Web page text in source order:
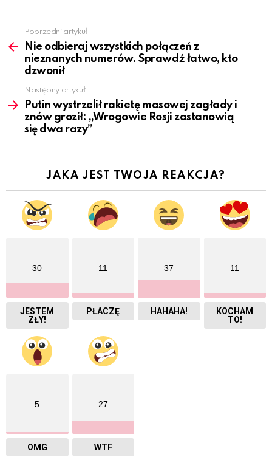
more
Poprzedni artykuł
Nie odbieraj wszystkich połączeń z
nieznanych numerów. Sprawdź łatwo, kto
dzwonił
Następny artykuł
Putin wystrzelił rakietę masowej zagłady i
znów groził: „Wrogowie Rosji zastanowią
się dwa razy”
JAKA JEST TWOJA REAKCJA?
30
JESTEM
ZŁY!
11
PŁACZĘ
37
HAHAHA!
11
KOCHAM
TO!
5
OMG
27
WTF